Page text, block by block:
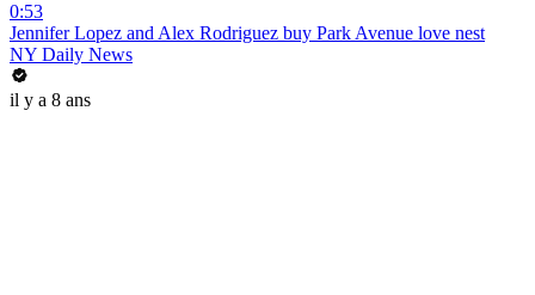
0:53
Jennifer Lopez and Alex Rodriguez buy Park Avenue love nest
NY Daily News
il y a 8 ans